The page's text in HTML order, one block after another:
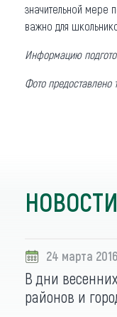
значительной мере
важно для
Информацию
Фото предоставлено
24 марта 2016
В дни
районов и